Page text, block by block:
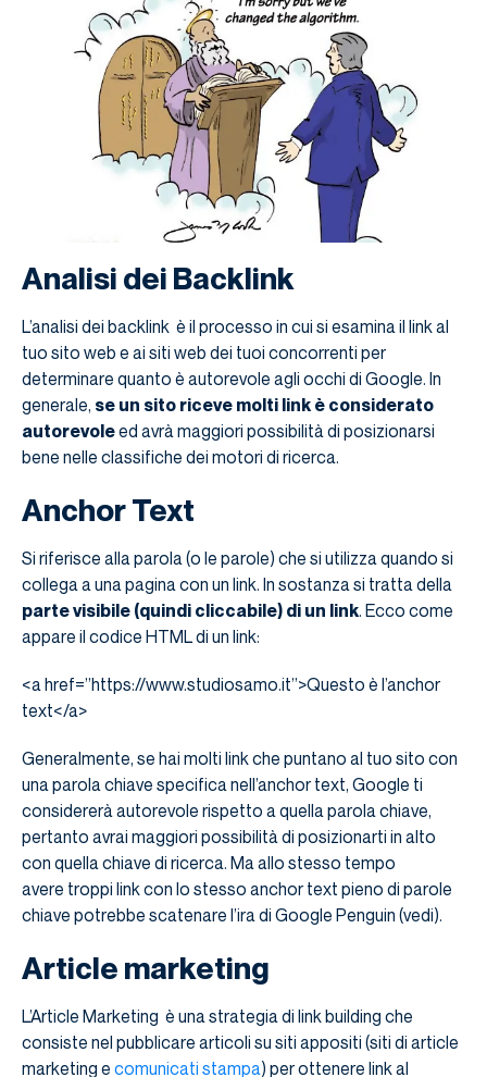
Analisi dei Backlink
L’analisi dei backlink è il processo in cui si esamina il link al
tuo sito web e ai siti web dei tuoi concorrenti per
determinare quanto è autorevole agli occhi di Google. In
generale, se un sito riceve molti link è considerato
autorevoleed avrà maggiori possibilità di posizionarsi
bene nelle classifiche dei motori di ricerca.
Anchor Text
Si riferisce alla parola (o le parole) che si utilizza quando si
collega a una pagina con un link. In sostanza si tratta della
parte visibile (quindi cliccabile) di un link. Ecco come
appare il codice HTML di un link:
<a href=”https://www.studiosamo.it”>Questo è l’anchor
text</a>
Generalmente, se hai molti link che puntano al tuo sito con
una parola chiave specifica nell’anchor text, Google ti
considererà autorevole rispetto a quella parola chiave,
pertanto avrai maggiori possibilità di posizionarti in alto
con quella chiave di ricerca. Ma allo stesso tempo
avere troppi link con lo stesso anchor text pieno di parole
chiave potrebbe scatenare l’ira di Google Penguin (vedi).
Article marketing
L’Article Marketing è una strategia di link building che
consiste nel pubblicare articoli su siti appositi (siti di article
marketing e comunicati stampa) per ottenere link al